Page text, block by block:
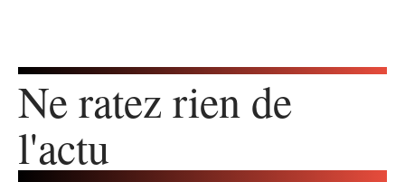
Ne ratez rien de
l'actu